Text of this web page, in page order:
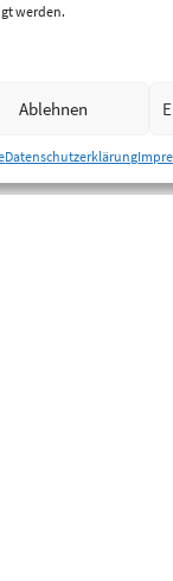
werden.
Ablehnen
Datenschutzerklärung